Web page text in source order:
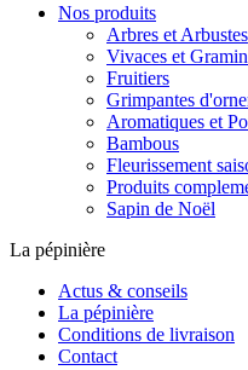
Nos produits
Arbres et Arbustes
Vivaces et
Fruitiers
Grimpantes
Aromatiques et
Bambous
Fleurissement
Produits
Sapin de Noël
La pépinière
Actus & conseils
La pépinière
Conditions de livraison
Contact